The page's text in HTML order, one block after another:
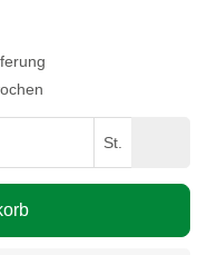
St.